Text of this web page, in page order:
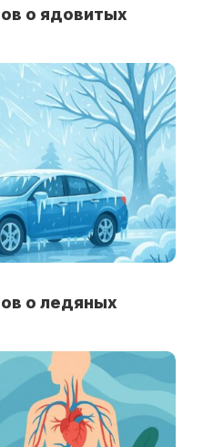
о ядовитых
о ледяных